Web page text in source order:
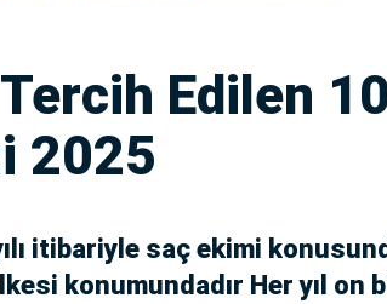
Edilen
2025
itibariyle saç ekimi
konumundadır Her yıl on